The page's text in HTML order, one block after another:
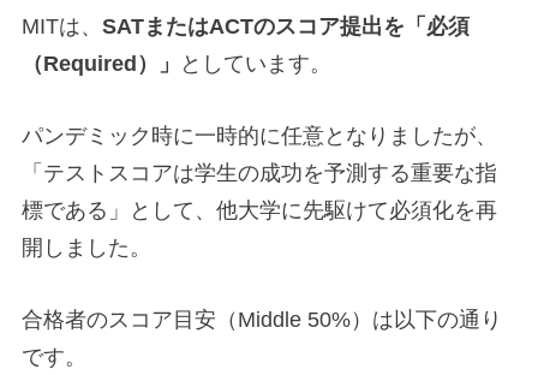
MITは、 SATまたはACTのスコア提出を「必須
（Required）」
としています。
パンデミック時に一時的に任意となりましたが、
「テストスコアは学生の成功を予測する重要な指
標である」として、他大学に先駆けて必須化を再
開しました。
合格者のスコア目安（Middle 50%）は以下の通り
です。